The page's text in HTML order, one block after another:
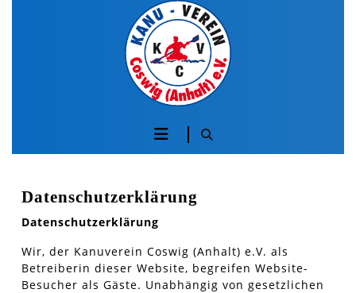
Öffnen
die
Schaltfläche
Datenschutzerklärung
Datenschutzerklärung
Wir, der Kanuverein Coswig (Anhalt) e.V. als
Betreiberin dieser Website, begreifen Website-
Besucher als Gäste. Unabhängig von gesetzlichen